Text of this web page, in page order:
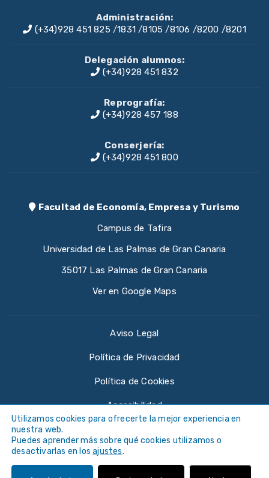
Administración:
(+34)928 451 825 /1831/8105 /8106 /8200 /8201
Delegación alumnos:
(+34)928 451 832
Reprografía:
(+34)928 457 188
Conserjería:
(+34)928 451 800
Facultad de Economía, Empresa y Turismo
Campus de Tafira
Universidad de Las Palmas de Gran Canaria
35017 Las Palmas de Gran Canaria
Ver en Google Maps
Aviso Legal
Política de Privacidad
Política de Cookies
Accesibilidad
©Universidad de Las Palmas de Gran Canaria ·
Utilizamos cookies para ofrecerte la mejor experiencia en
nuestra web.
Puedes aprender más sobre qué cookies utilizamos o
desactivarlas en losajustes.